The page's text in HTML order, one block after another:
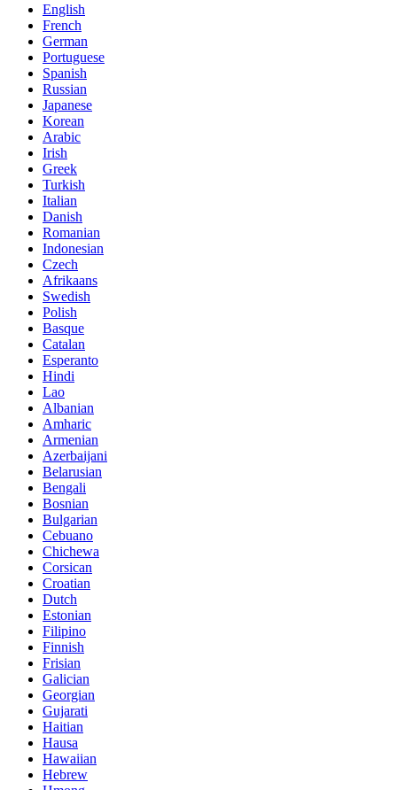
English
French
German
Portuguese
Spanish
Russian
Japanese
Korean
Arabic
Irish
Greek
Turkish
Italian
Danish
Romanian
Indonesian
Czech
Afrikaans
Swedish
Polish
Basque
Catalan
Esperanto
Hindi
Lao
Albanian
Amharic
Armenian
Azerbaijani
Belarusian
Bengali
Bosnian
Bulgarian
Cebuano
Chichewa
Corsican
Croatian
Dutch
Estonian
Filipino
Finnish
Frisian
Galician
Georgian
Gujarati
Haitian
Hausa
Hawaiian
Hebrew